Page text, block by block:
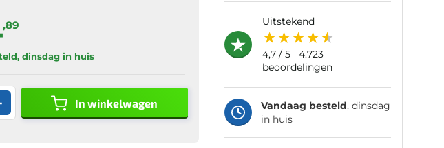
,89
, dinsdag in huis
In winkelwagen
uitstekend
4,7/ 5
4.723
beoordelingen
Vandaag besteld, dinsdag
in huis